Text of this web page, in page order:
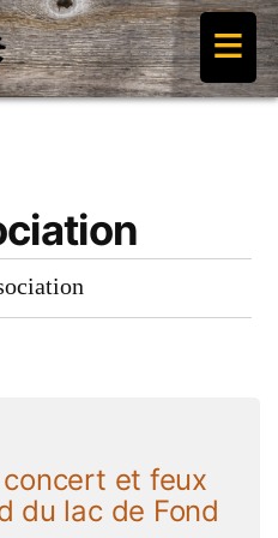
≡
et feux
du lac de Fond